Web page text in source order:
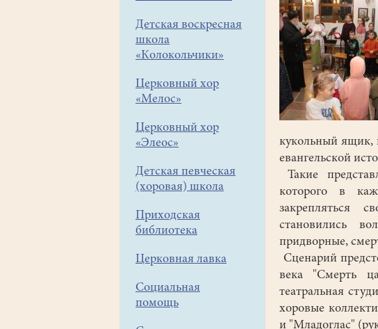
Детская воскресная
школа
«Колокольчики»
Церковный хор
«Мелос»
Церковный хор
«Элеос»
Детская певческая
(хоровая) школа
Приходская
библиотека
Церковная лавка
Социальная
помощь
кукольный ящик,
евангельской
Такие
которого в
закрепляться
становились
придворные,
Сценарий
века "Смерть
театральная
хоровые
и "Младоглас"